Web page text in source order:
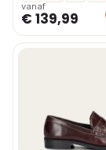
vanaf
€ 139,99